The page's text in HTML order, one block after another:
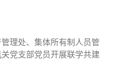
理处、集体所有制人员管
党支部党员开展联学共建